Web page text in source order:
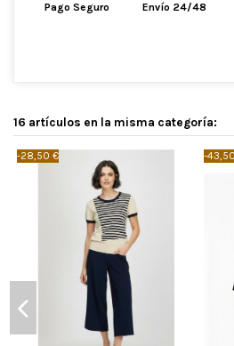
Pago Seguro Envío 24/48
16 artículos en la misma categoría:
-28,50 € -